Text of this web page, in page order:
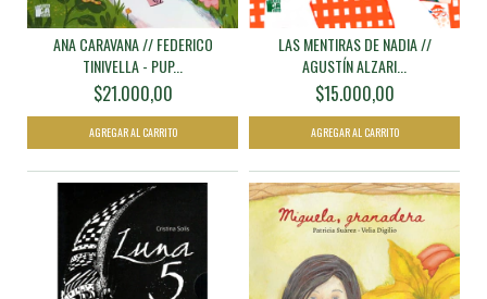
ANA CARAVANA // FEDERICO
TINIVELLA - PUP...
$21.000,00
LAS MENTIRAS DE NADIA //
AGUSTÍN ALZARI...
$15.000,00